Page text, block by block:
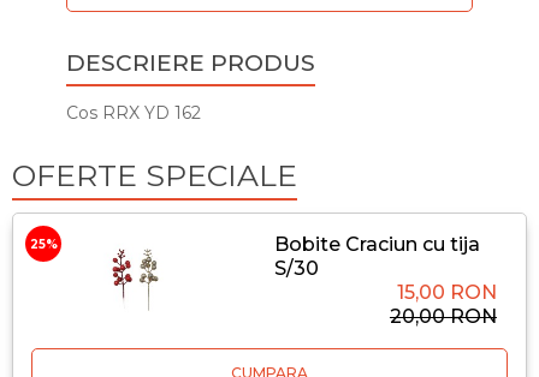
DESCRIERE PRODUS
Cos RRX YD 162
OFERTE SPECIALE
25%
Bobite Craciun cu tija
S/30
15,00 RON
20,00 RON
CUMPARA